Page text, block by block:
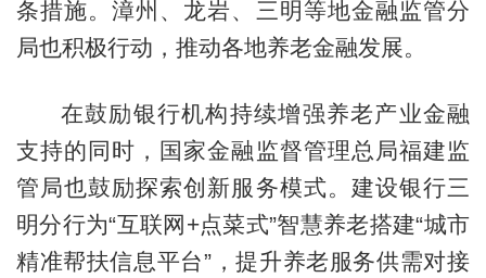
条措施。漳州、龙岩、三明等地金融监管分
局也积极行动，推动各地养老金融发展。
在鼓励银行机构持续增强养老产业金融
支持的同时，国家金融监督管理总局福建监
管局也鼓励探索创新服务模式。建设银行三
明分行为“互联网+点菜式”智慧养老搭建“城市
精准帮扶信息平台”，提升养老服务供需对接